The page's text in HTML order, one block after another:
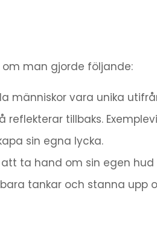
man gjorde följande:
människor vara unika
tillbaks.
sin egna lycka.
ta hand om sin egen
tankar och stanna upp